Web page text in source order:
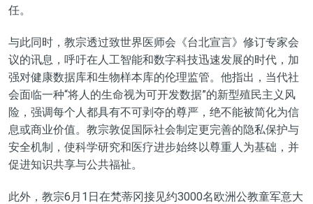
任。
与此同时，教宗透过致世界医师会《台北宣言》修订专家会
议的讯息，呼吁在人工智能和数字科技迅速发展的时代，加
强对健康数据库和生物样本库的伦理监管。他指出，当代社
会面临一种“将人的生命视为可开发数据”的新型殖民主义风
险，强调每个人都具有不可剥夺的尊严，绝不能被简化为信
息或商业价值。教宗敦促国际社会制定更完善的隐私保护与
安全机制，使科学研究和医疗进步始终以尊重人为基础，并
促进知识共享与公共福祉。
此外，教宗6月1日在梵蒂冈接见约3000名欧洲公教童军意大